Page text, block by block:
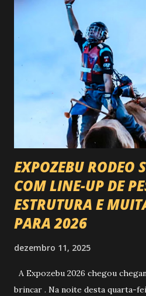
EXPOZEBU RODEO
COM LINE-UP DE
ESTRUTURA E
PARA 2026
dezembro 11, 2025
A Expozebu 2026 chegou
brincar . Na noite desta quarta-